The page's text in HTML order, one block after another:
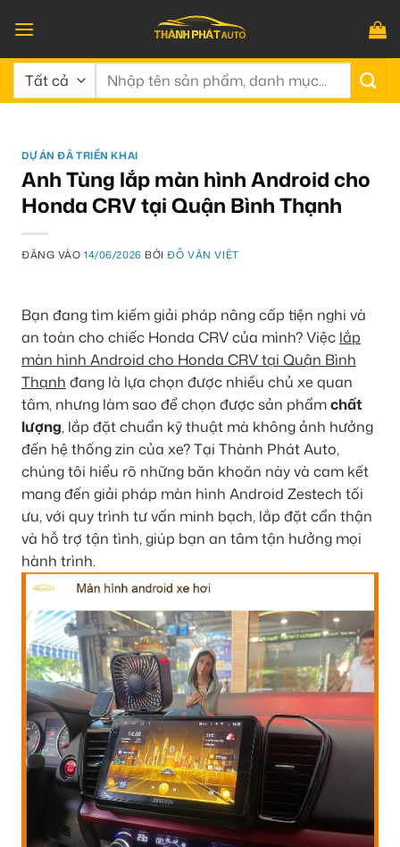
qua
nội
dung
Tìm
DỰ ÁN ĐÃ TRIỂN KHAI
Anh Tùng lắp màn hình Android cho
Honda CRV tại Quận Bình Thạnh
ĐĂNG VÀO14/06/2026 BỞIĐỖ VĂN VIỆT
Bạn đang tìm kiếm giải pháp nâng cấp tiện nghi và
an toàn cho chiếc Honda CRV của mình? Việc lắp
màn hình Android cho Honda CRV tại Quận Bình
Thạnh đang là lựa chọn được nhiều chủ xe quan
tâm, nhưng làm sao để chọn được sản phẩmchất
lượng, lắp đặt chuẩn kỹ thuật mà không ảnh hưởng
đến hệ thống zin của xe? Tại Thành Phát Auto,
chúng tôi hiểu rõ những băn khoăn này và cam kết
mang đến giải pháp màn hình Android Zestech tối
ưu, với quy trình tư vấn minh bạch, lắp đặt cẩn thận
và hỗ trợ tận tình, giúp bạn an tâm tận hưởng mọi
hành trình.